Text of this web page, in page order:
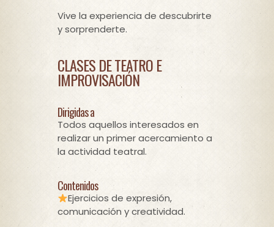
Vive la experiencia de descubrirte
y sorprenderte.
CLASES DE TEATRO E
IMPROVISACIÓN
Dirigidas a
Todos aquellos interesados en
realizar un primer acercamiento a
la actividad teatral.
Contenidos
Ejercicios de expresión,
comunicación y creatividad.